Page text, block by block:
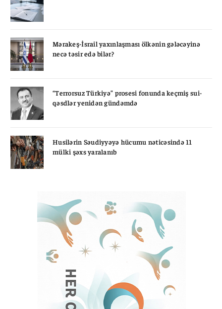
Mərakeş-İsrail yaxınlaşması ölkənin gələcəyinə
necə təsir edə bilər?
“Terrorsuz Türkiyə” prosesi fonunda keçmiş sui-
qəsdlər yenidən gündəmdə
Husilərin Səudiyyəyə hücumu nəticəsində 11
mülki şəxs yaralanıb